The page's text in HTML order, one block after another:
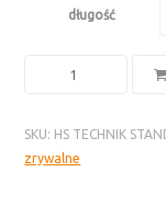
długość
–
aluminium
SKU: HS TECHNIK
zrywalne